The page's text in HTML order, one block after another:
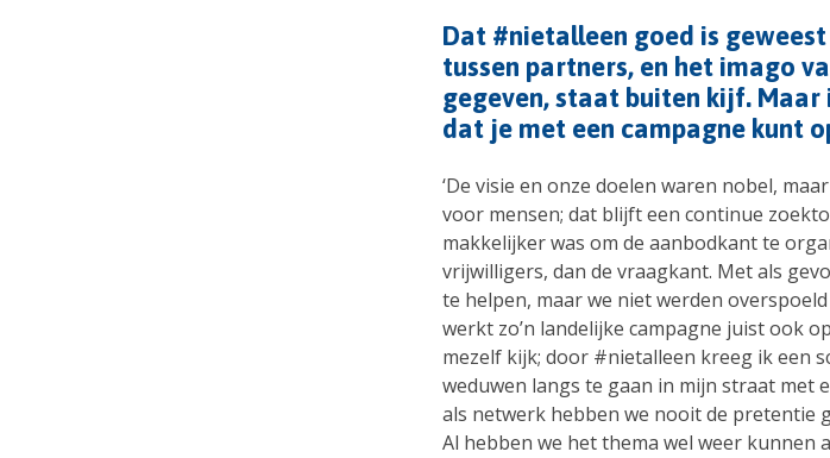
Dat #nietalleen goed is
tussen partners, en het imago
gegeven, staat buiten kijf. Maar
dat je met een campagne kunt
‘De visie en onze doelen waren nobel,
voor mensen; dat blijft een continue
makkelijker was om de aanbodkant te
vrijwilligers, dan de vraagkant. Met als
te helpen, maar we niet werden
werkt zo’n landelijke campagne juist ook
mezelf kijk; door #nietalleen kreeg ik een
weduwen langs te gaan in mijn straat met
als netwerk hebben we nooit de pretentie
Al hebben we het thema wel weer kunnen